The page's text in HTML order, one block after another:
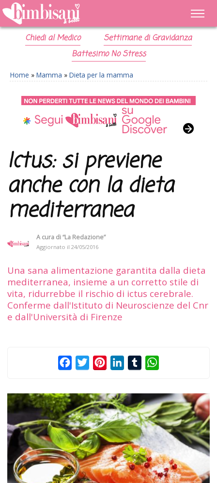
Chiedi al Medico
Settimane di Gravidanza
Battesimo No Stress
Home » Mamma » Dieta per la mamma
Ictus: si previene
anche con la dieta
mediterranea
A cura di“La Redazione”
Aggiornato il 24/05/2016
Una sana alimentazione garantita dalla dieta
mediterranea, insieme a un corretto stile di
vita, ridurrebbe il rischio di ictus cerebrale.
Conferme dall'Istituto di Neuroscienze del Cnr
e dall'Università di Firenze
FacebookTwitterPinterestLinkedInTumblr